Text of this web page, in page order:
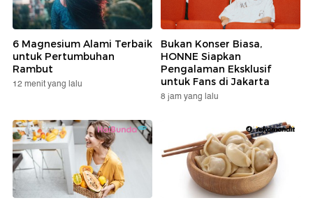
6 Magnesium Alami Terbaik
untuk Pertumbuhan
Rambut
12 menit yang lalu
Bukan Konser Biasa,
HONNE Siapkan
Pengalaman Eksklusif
untuk Fans di Jakarta
8 jam yang lalu